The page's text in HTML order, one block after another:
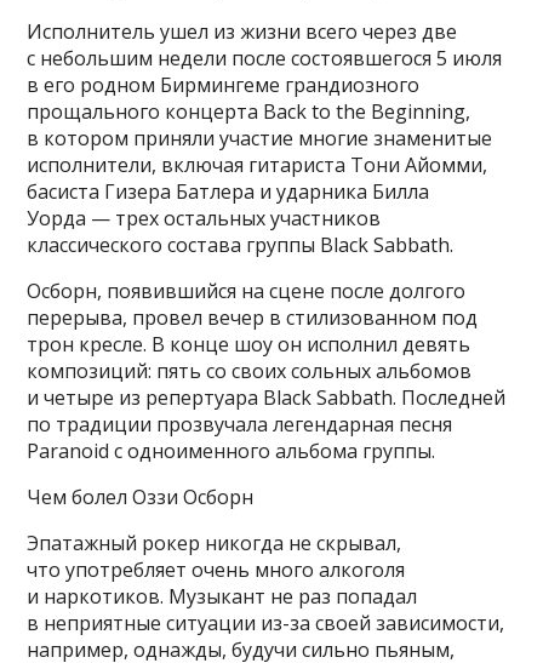
Исполнитель ушел из жизни всего через две
с небольшим недели после состоявшегося 5 июля
в его родном Бирмингеме грандиозного
прощального концерта Back to the Beginning,
в котором приняли участие многие знаменитые
исполнители, включая гитариста Тони Айомми,
басиста Гизера Батлера и ударника Билла
Уорда — трех остальных участников
классического состава группы Black Sabbath.
Осборн, появившийся на сцене после долгого
перерыва, провел вечер в стилизованном под
трон кресле. В конце шоу он исполнил девять
композиций: пять со своих сольных альбомов
и четыре из репертуара Black Sabbath. Последней
по традиции прозвучала легендарная песня
Paranoid с одноименного альбома группы.
Чем болел Оззи Осборн
Эпатажный рокер никогда не скрывал,
что употребляет очень много алкоголя
и наркотиков. Музыкант не раз попадал
в неприятные ситуации из-за своей зависимости,
например, однажды, будучи сильно пьяным,